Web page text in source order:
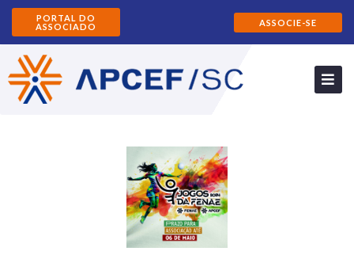
PORTAL DO
ASSOCIADO
ASSOCIE-SE